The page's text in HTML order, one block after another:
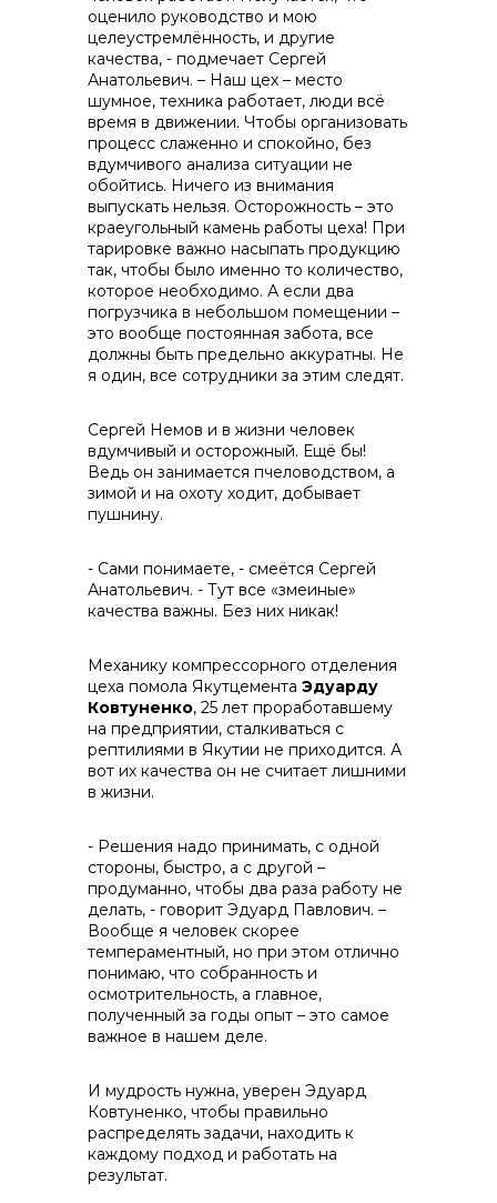
оценило руководство и мою
целеустремлённость, и другие
качества, - подмечает Сергей
Анатольевич. – Наш цех – место
шумное, техника работает, люди всё
время в движении. Чтобы организовать
процесс слаженно и спокойно, без
вдумчивого анализа ситуации не
обойтись. Ничего из внимания
выпускать нельзя. Осторожность – это
краеугольный камень работы цеха! При
тарировке важно насыпать продукцию
так, чтобы было именно то количество,
которое необходимо. А если два
погрузчика в небольшом помещении –
это вообще постоянная забота, все
должны быть предельно аккуратны. Не
я один, все сотрудники за этим следят.
Сергей Немов и в жизни человек
вдумчивый и осторожный. Ещё бы!
Ведь он занимается пчеловодством, а
зимой и на охоту ходит, добывает
пушнину.
- Сами понимаете, - смеётся Сергей
Анатольевич. - Тут все «змеиные»
качества важны. Без них никак!
Механику компрессорного отделения
цеха помола Якутцемента Эдуарду
Ковтуненко, 25 лет проработавшему
на предприятии, сталкиваться с
рептилиями в Якутии не приходится. А
вот их качества он не считает лишними
в жизни.
- Решения надо принимать, с одной
стороны, быстро, а с другой –
продуманно, чтобы два раза работу не
делать, - говорит Эдуард Павлович. –
Вообще я человек скорее
темпераментный, но при этом отлично
понимаю, что собранность и
осмотрительность, а главное,
полученный за годы опыт – это самое
важное в нашем деле.
И мудрость нужна, уверен Эдуард
Ковтуненко, чтобы правильно
распределять задачи, находить к
каждому подход и работать на
результат.